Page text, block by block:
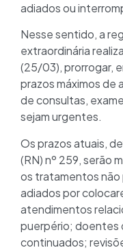
adiados ou
Nesse sentido, a
extraordinária
(25/03), prorrogar,
prazos máximos de
de consultas,
sejam urgentes.
Os prazos atuais,
(RN) nº 259, serão
os tratamentos não
adiados por
atendimentos
puerpério; doentes
continuados;